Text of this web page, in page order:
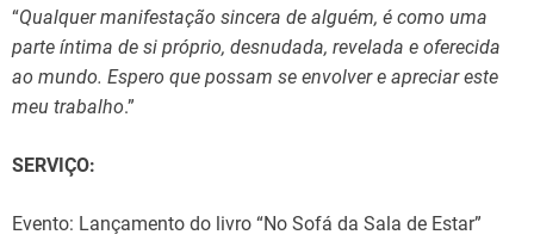
“Qualquer manifestação sincera de alguém, é como uma
parte íntima de si próprio, desnudada, revelada e oferecida
ao mundo. Espero que possam se envolver e apreciar este
meu trabalho.”
SERVIÇO:
Evento: Lançamento do livro “No Sofá da Sala de Estar”